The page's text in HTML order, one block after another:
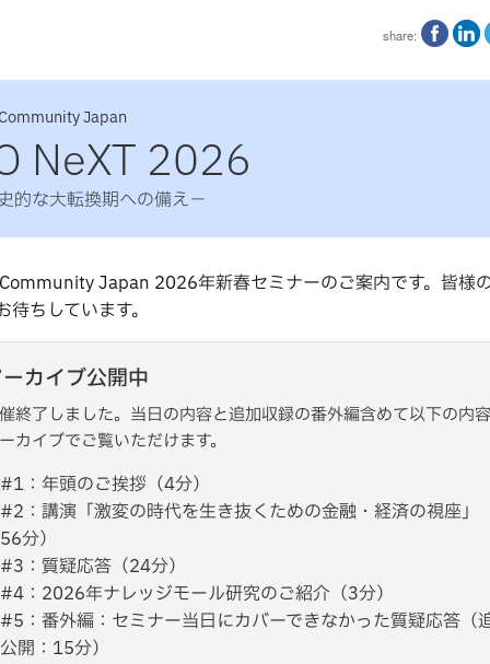
share:
Japan
NeXT 2026
的な大転換期への備え－
Japan 2026年新春セミナーのご案内です。皆様
待ちしています。
カイブ公開中
終了しました。当日の内容と追加収録の番外編含めて以下の内
カイブでご覧いただけます。
：年頭のご挨拶（4分）
：講演「激変の時代を生き抜くための金融・経済の視座」
分）
：質疑応答（24分）
：2026年ナレッジモール研究のご紹介（3分）
：番外編：セミナー当日にカバーできなかった質疑応答（
開：15分）